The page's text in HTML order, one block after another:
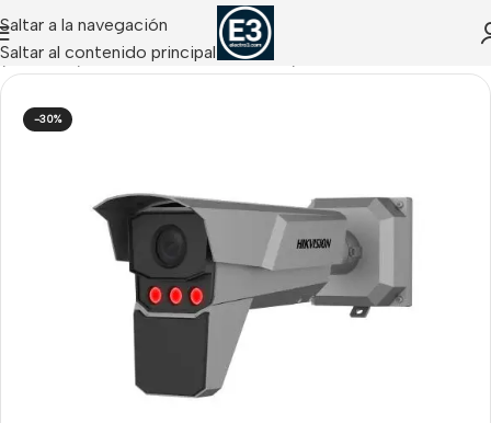
Saltar a la navegación
Saltar al contenido principal
/CCTV IP/Cámaras IP Matrículas LPR
-30%